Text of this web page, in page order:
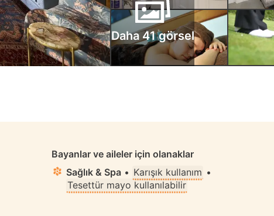
Daha 41 görsel
Bayanlar ve aileler için olanaklar
Sağlık & Spa • Karışık kullanım •
Tesettür mayo kullanılabilir